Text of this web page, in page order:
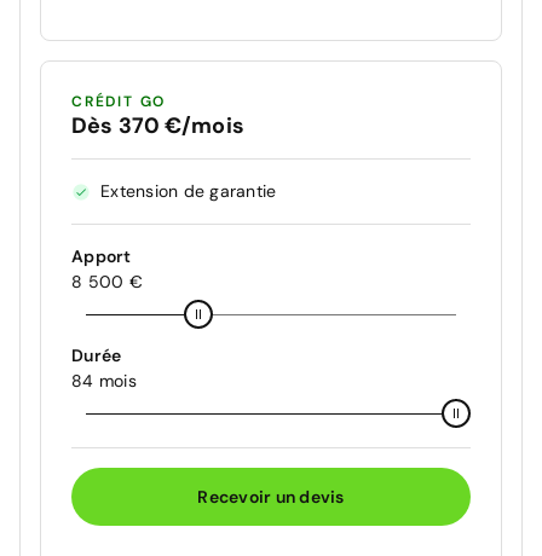
CRÉDIT GO
Dès 370 €/mois
Extension de garantie
Apport
8 500 €
Durée
84 mois
Recevoir un devis